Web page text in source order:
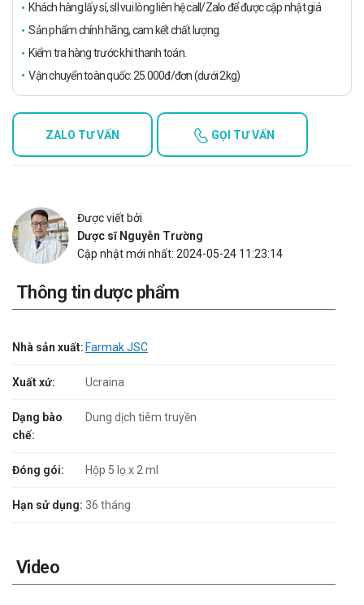
Khách hàng lấy sỉ, sll vui lòng liên hệ call/Zalo để được cập nhật giá
Sản phẩm chính hãng, cam kết chất lượng.
Kiểm tra hàng trước khi thanh toán.
Vận chuyển toàn quốc: 25.000đ/đơn (dưới 2kg)
ZALO TƯ VẤN GỌI TƯ VẤN
Được viết bởi
Dược sĩ Nguyễn Trường
Cập nhật mới nhất: 2024-05-24 11:23:14
Thông tin dược phẩm
Nhà sản xuất: Farmak JSC
Xuất xứ: Ucraina
Dạng bào
chế:
Dung dịch tiêm truyền
Đóng gói: Hộp 5 lọ x 2 ml
Hạn sử dụng: 36 tháng
Video